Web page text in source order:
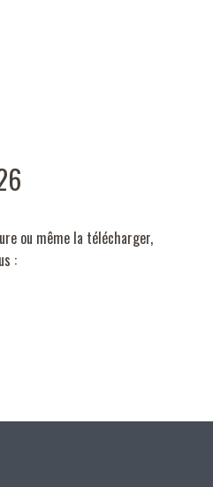
ou même la télécharger,
: